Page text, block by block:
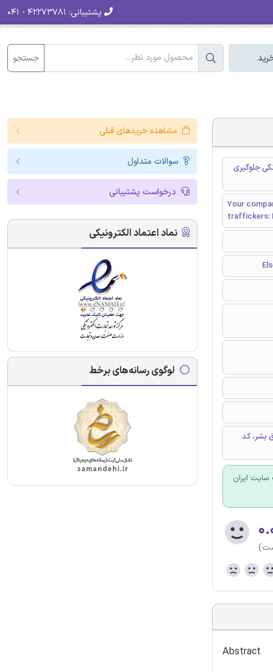
پشتیبانی:
جستجو
جلوگیری
Your
traffickers:
بشر، کد
ایران
Abstract
مشاهده خریدهای قبلی
سوالات متداول
درخواست پشتیبانی
نماد اعتماد الکترونیکی
لوگوی رسانه‌های برخط